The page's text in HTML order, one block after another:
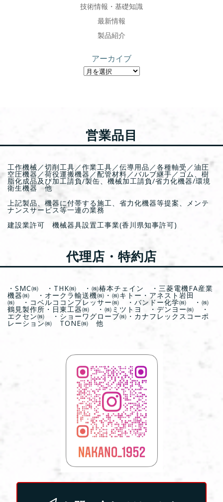
技術情報・基礎知識
最新情報
製品紹介
アーカイブ
営業品目
工作機械／切削工具／作業工具／伝導用品／各種軸受／油圧
空圧機器／荷役運搬機器／配管材料／バルブ継手／ゴム、樹
脂化成品及び加工請負/製缶、機械加工請負/省力化機器/環境
衛生機器 他
上記製品、機器に付帯する施工、省力化機器等提案、メンテ
ナンスサービス等一連の業務
建設業許可 機械器具設置工事業(香川県知事許可)
代理店・特約店
・SMC㈱ ・THK㈱ ・㈱椿本チェイン ・三菱電機FA産業
機器㈱ ・オークラ輸送機㈱・㈱キトー・アネスト岩田
㈱ ・コベルココンプレッサー㈱ ・バンドー化学㈱ ・㈱
鶴見製作所・日東工器㈱ ・㈱ミツトヨ ・デンヨー㈱ ・
エクセン㈱ ・ショーワグローブ㈱・カナフレックスコーポ
レーション㈱ TONE㈱ 他